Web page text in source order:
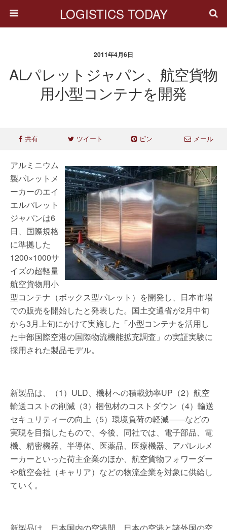
LOGISTICS TODAY
2011年4月6日
ALパレットジャパン、航空貨物
用小型コンテナを開発
共有 ツイート ピン メール
アルミニウム
製パレットメ
ーカーのエイ
エルパレット
ジャパンは6
日、国際規格
に準拠した
1200×1000サ
イズの超軽量
航空貨物用小
型コンテナ（ボックス型パレット）を開発し、日本市場
での販売を開始したと発表した。国土交通省が2月中旬
から3月上旬にかけて実施した「小型コンテナを活用し
た中部国際空港の国際物流機能拡充調査」の実証実験に
採用された製品モデル。
新製品は、（1）ULD、機材への積載効率UP（2）航空
輸送コストの削減（3）梱包材のコストダウン（4）輸送
セキュリティーの向上（5）環境負荷の軽減――などの
実現を目指したもので、今後、同社では、電子部品、電
機、精密機器、半導体、医薬品、医療機器、アパレルメ
ーカーといった荷主企業のほか、航空貨物フォワーダー
や航空会社（キャリア）などの物流企業を対象に供給し
ていく。